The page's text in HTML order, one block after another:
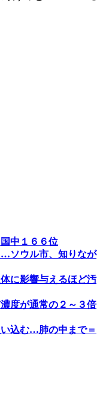
中１６６位
…ソウル市、知りなが
に影響与えるほど汚
度が通常の２～３倍
込む…肺の中まで＝